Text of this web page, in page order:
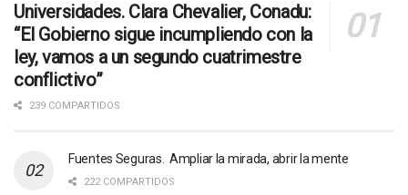
Universidades. Clara Chevalier, Conadu:
“El Gobierno sigue incumpliendo con la
ley, vamos a un segundo cuatrimestre
conflictivo”
239 COMPARTIDOS
Fuentes Seguras. Ampliar la mirada, abrir la mente
222 COMPARTIDOS